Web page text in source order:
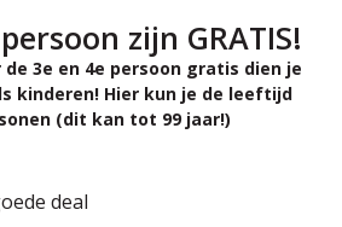
zijn GRATIS!
3e en 4e persoon gratis dien je
kinderen! Hier kun je de leeftijd
(dit kan tot 99 jaar!)
deal